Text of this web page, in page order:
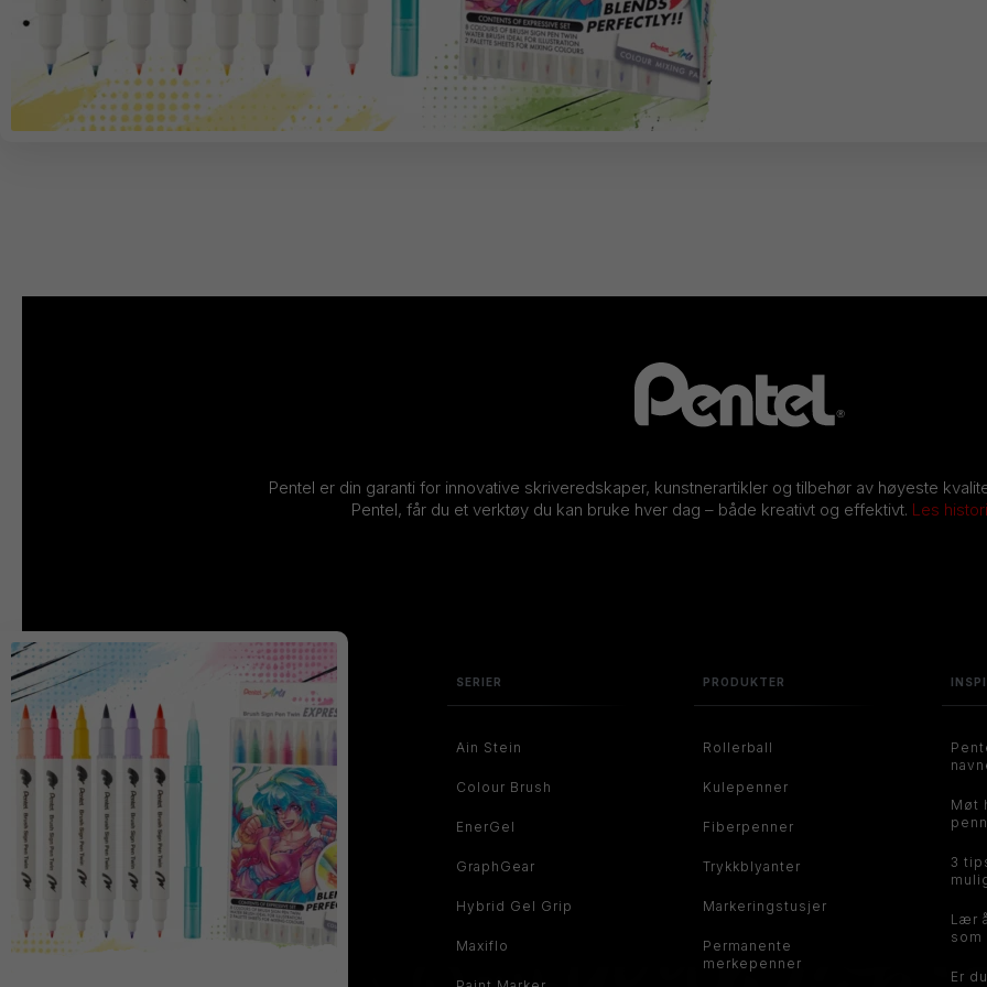
Pentel er din garanti for innovative skriveredskaper, kunstnerartikler og tilbehør av høyeste
Pentel, får du et verktøy du kan bruke hver dag – både kreativt og effektivt. Les
SERIER
Ain Stein
Colour Brush
EnerGel
GraphGear
Hybrid Gel Grip
Maxiflo
PRODUKTER
Rollerball
Kulepenner
Fiberpenner
Trykkblyanter
Markeringstusjer
Permanente
merkepenner
Møt
3
Lær
som
Er